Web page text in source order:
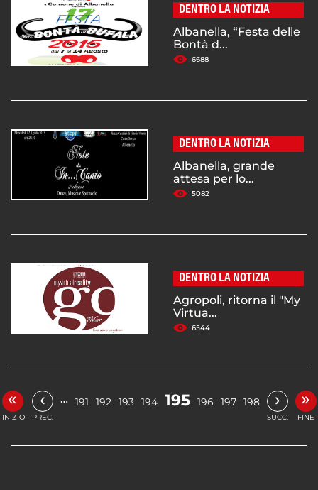
DENTRO LA NOTIZIA
Albanella, “Festa delle
Bontà d...
6688
DENTRO LA NOTIZIA
Albanella, grande
attesa per lo...
5082
DENTRO LA NOTIZIA
Agropoli, ritorna il "My
Virtua...
6544
«
INIZIO
‹
PREC.
… 191 192 193 194 195 196 197 198 ›
SUCC.
»
FINE